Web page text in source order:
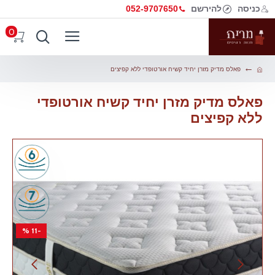
כניסה להירשם 052-9707650
0
פאלס מדיק מזרן יחיד קשיח אורטופדי ללא קפיצים
פאלס מדיק מזרן יחיד קשיח אורטופדי
ללא קפיצים
-11 %